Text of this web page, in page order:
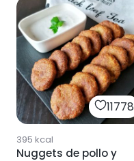
11778
395 kcal
Nuggets de pollo y